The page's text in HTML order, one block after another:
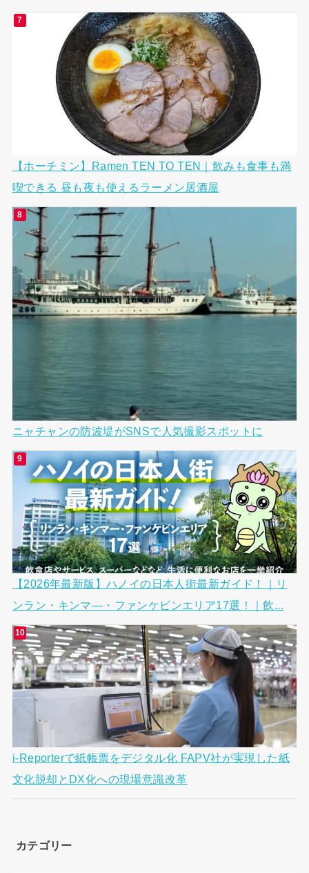
【ホーチミン】Ramen TEN TO TEN｜飲みも食事も満
喫できる 昼も夜も使えるラーメン居酒屋
ニャチャンの防波堤がSNSで人気撮影スポットに
【2026年最新版】ハノイの日本人街最新ガイド！｜リ
ンラン・キンマ―・ファンケビンエリア17選！｜飲...
i-Reporterで紙帳票をデジタル化 FAPV社が実現した紙
文化脱却とDX化への現場意識改革
カテゴリー